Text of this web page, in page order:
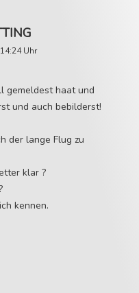
Uhr
gemeldest haat und
und auch bebilderst!
der lange Flug zu
klar ?
kennen.